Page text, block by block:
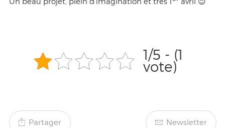
1/5 - (1
vote)
Partager Newsletter